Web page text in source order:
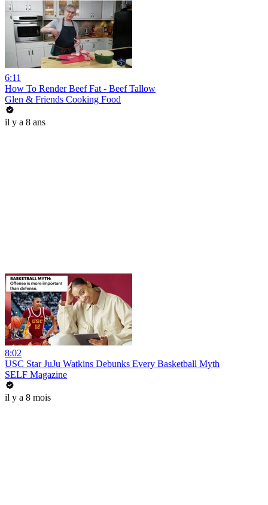
6:11
How To Render Beef Fat - Beef Tallow
Glen & Friends Cooking Food
il y a 8 ans
8:02
USC Star JuJu Watkins Debunks Every Basketball Myth
SELF Magazine
il y a 8 mois